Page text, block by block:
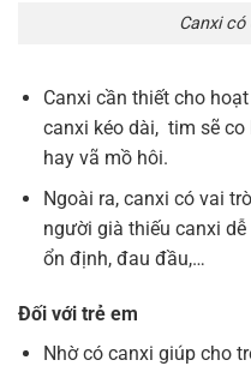
Canxi
Canxi cần thiết cho
canxi kéo dài, tim sẽ co
hay vã mồ hôi.
Ngoài ra, canxi có vai
người già thiếu canxi
ổn định, đau đầu,…
Đối với trẻ em
Nhờ có canxi giúp cho